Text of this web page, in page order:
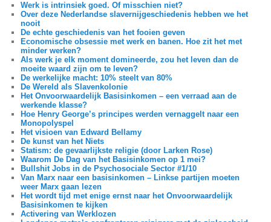
Werk is intrinsiek goed. Of misschien niet?
Over deze Nederlandse slavernijgeschiedenis hebben we het
nooit
De echte geschiedenis van het fooien geven
Economische obsessie met werk en banen. Hoe zit het met
minder werken?
Als werk je elk moment domineerde, zou het leven dan de
moeite waard zijn om te leven?
De werkelijke macht: 10% steelt van 80%
De Wereld als Slavenkolonie
Het Onvoorwaardelijk Basisinkomen – een verraad aan de
werkende klasse?
Hoe Henry George’s principes werden vernaggelt naar een
Monopolyspel
Het visioen van Edward Bellamy
De kunst van het Niets
Statism: de gevaarlijkste religie (door Larken Rose)
Waarom De Dag van het Basisinkomen op 1 mei?
Bullshit Jobs in de Psychosociale Sector #1/10
Van Marx naar een basisinkomen – Linkse partijen moeten
weer Marx gaan lezen
Het wordt tijd met enige ernst naar het Onvoorwaardelijk
Basisinkomen te kijken
Activering van Werklozen